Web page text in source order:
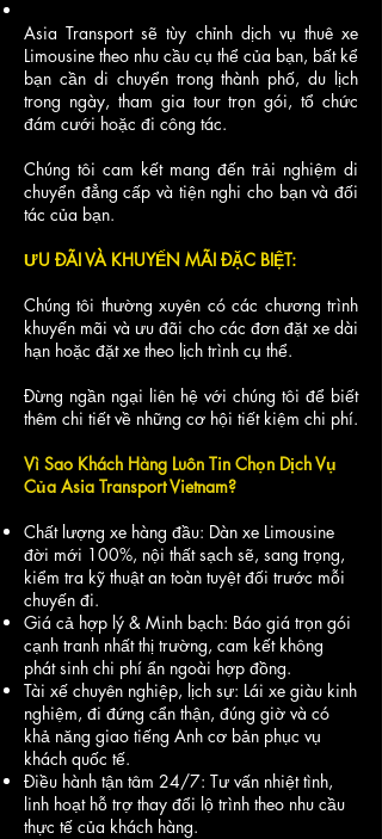
Asia Transport sẽ tùy chỉnh dịch vụ thuê xe
Limousine theo nhu cầu cụ thể của bạn, bất kể
bạn cần di chuyển trong thành phố, du lịch
trong ngày, tham gia tour trọn gói, tổ chức
đám cưới hoặc đi công tác.
Chúng tôi cam kết mang đến trải nghiệm di
chuyển đẳng cấp và tiện nghi cho bạn và đối
tác của bạn.
ƯU ĐÃI VÀ KHUYẾN MÃI ĐẶC BIỆT:
Chúng tôi thường xuyên có các chương trình
khuyến mãi và ưu đãi cho các đơn đặt xe dài
hạn hoặc đặt xe theo lịch trình cụ thể.
Đừng ngần ngại liên hệ với chúng tôi để biết
thêm chi tiết về những cơ hội tiết kiệm chi phí.
Vì Sao Khách Hàng Luôn Tin Chọn Dịch Vụ
Của Asia Transport Vietnam?
Chất lượng xe hàng đầu: Dàn xe Limousine
đời mới 100%, nội thất sạch sẽ, sang trọng,
kiểm tra kỹ thuật an toàn tuyệt đối trước mỗi
chuyến đi.
Giá cả hợp lý & Minh bạch: Báo giá trọn gói
cạnh tranh nhất thị trường, cam kết không
phát sinh chi phí ẩn ngoài hợp đồng.
Tài xế chuyên nghiệp, lịch sự: Lái xe giàu kinh
nghiệm, đi đứng cẩn thận, đúng giờ và có
khả năng giao tiếng Anh cơ bản phục vụ
khách quốc tế.
Điều hành tận tâm 24/7: Tư vấn nhiệt tình,
linh hoạt hỗ trợ thay đổi lộ trình theo nhu cầu
thực tế của khách hàng.